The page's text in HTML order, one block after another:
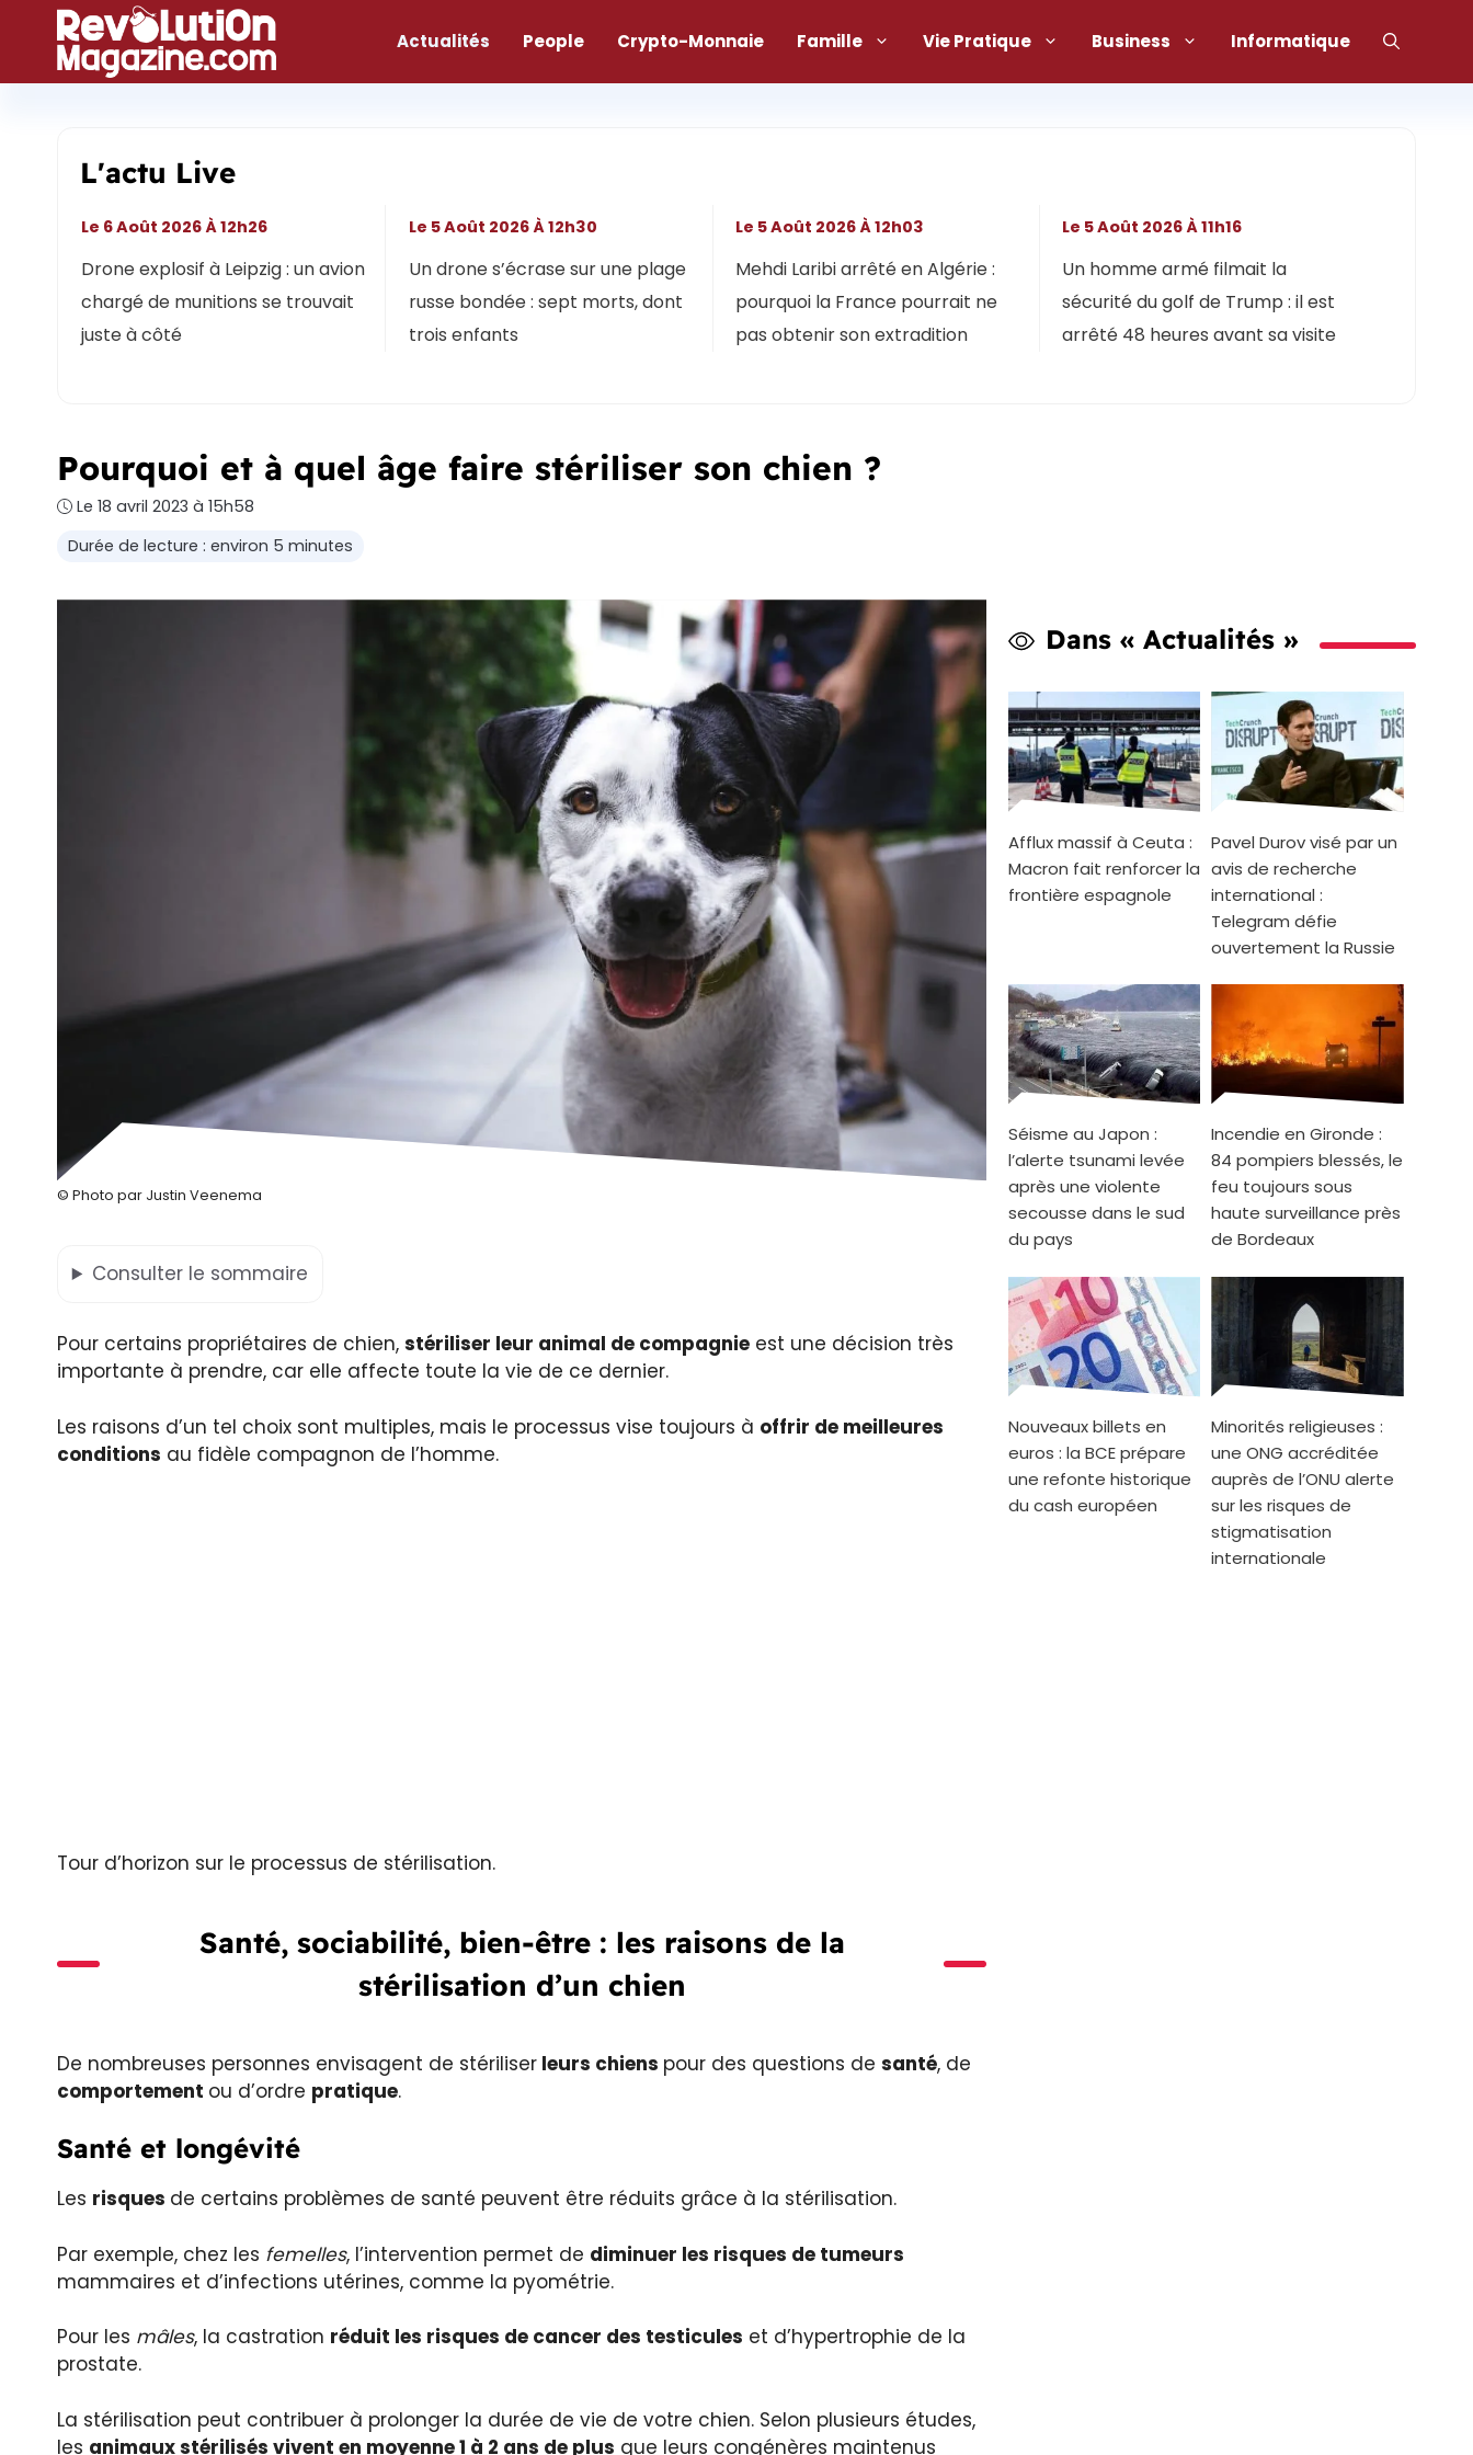
contenu
Actualités People Crypto-Monnaie Famille Vie Pratique Business Informatique
L'actu Live
Drone explosif à Leipzig : un avion
chargé de munitions se trouvait
juste à côté
Le 6 Août 2026 À 12h26
Un drone s’écrase sur une plage
russe bondée : sept morts, dont
trois enfants
Le 5 Août 2026 À 12h30
Mehdi Laribi arrêté en Algérie :
pourquoi la France pourrait ne
pas obtenir son extradition
Le 5 Août 2026 À 12h03
Un homme armé filmait la
sécurité du golf de Trump : il est
arrêté 48 heures avant sa visite
Le 5 Août 2026 À 11h16
Pourquoi et à quel âge faire stériliser son chien ?
Le 18 avril 2023 à 15h58
Durée de lecture : environ 5 minutes
© Photo par Justin Veenema
Consulter le sommaire
Pour certains propriétaires de chien, stériliser leur animal de compagnie est une décision très
importante à prendre, car elle affecte toute la vie de ce dernier.
Les raisons d’un tel choix sont multiples, mais le processus vise toujours à offrir de meilleures
conditions au fidèle compagnon de l’homme.
Tour d’horizon sur le processus de stérilisation.
Santé, sociabilité, bien-être : les raisons de la
stérilisation d’un chien
De nombreuses personnes envisagent de stériliser leurs chiens pour des questions de santé, de
comportement ou d’ordre pratique.
Santé et longévité
Les risques de certains problèmes de santé peuvent être réduits grâce à la stérilisation.
Par exemple, chez les femelles, l’intervention permet de diminuer les risques de tumeurs
mammaires et d’infections utérines, comme la pyométrie.
Pour les mâles, la castration réduit les risques de cancer des testicules et d’hypertrophie de la
prostate.
La stérilisation peut contribuer à prolonger la durée de vie de votre chien. Selon plusieurs études,
les animaux stérilisés vivent en moyenne 1 à 2 ans de plus que leurs congénères maintenus
Dans « Actualités »
Afflux massif à Ceuta :
Macron fait renforcer la
frontière espagnole
Pavel Durov visé par un
avis de recherche
international :
Telegram défie
ouvertement la Russie
Séisme au Japon :
l’alerte tsunami levée
après une violente
secousse dans le sud
du pays
Incendie en Gironde :
84 pompiers blessés, le
feu toujours sous
haute surveillance près
de Bordeaux
Nouveaux billets en
euros : la BCE prépare
une refonte historique
du cash européen
Minorités religieuses :
une ONG accréditée
auprès de l’ONU alerte
sur les risques de
stigmatisation
internationale